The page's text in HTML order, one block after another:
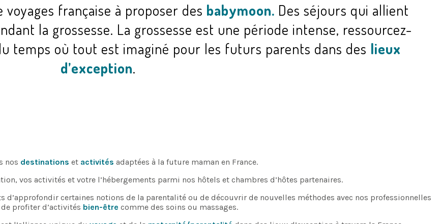
française à proposer des babymoon. Des séjours qui allient
la grossesse. La grossesse est une période intense, ressourcez-
temps où tout est imaginé pour les futurs parents dans des lieux
d’exception.
nos destinations et activités adaptées à la future maman en France.
vos activités et votre l’hébergements parmi nos hôtels et chambres d’hôtes partenaires.
d’approfondir certaines notions de la parentalité ou de découvrir de nouvelles méthodes avec nos professionnelles
profiter d’activités bien-être comme des soins ou massages.